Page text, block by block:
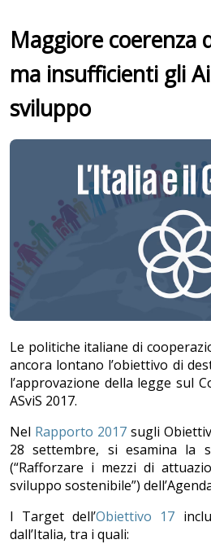
Maggiore coerenza
ma insufficienti gli
sviluppo
Le politiche italiane di
ancora lontano l’obiettivo di
l’approvazione della legge sul
ASviS 2017.
Nel Rapporto 2017sugli
28 settembre, si esamina la
(“Rafforzare i mezzi di
sviluppo sostenibile”)
I Target dell’Obiettivo 17
dall’Italia, tra i quali: